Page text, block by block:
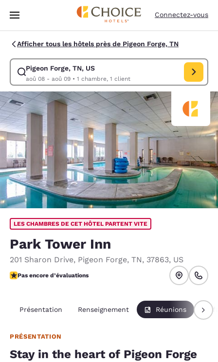
Passer à Contenu Principal
Connectez-vous
Afficher tous les hôtels près de Pigeon Forge, TN
Pigeon Forge, TN, US
aoû 08 - aoû 09• 1 chambre, 1 client
Modifiez la recherche pour Pigeon Forge, TN, US. Date d’arrivée aoû
LES CHAMBRES DE CET HÔTEL PARTENT VITE
Park Tower Inn
201 Sharon Drive, Pigeon Forge, TN, 37863, US
Pas encore d’évaluations
Pas encore d’évaluations
Présentation Renseignement Réunions
PRÉSENTATION
Stay in the heart of Pigeon Forge